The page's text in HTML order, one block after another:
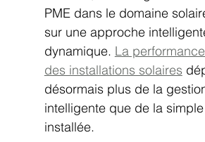
PME dans le domaine
sur une approche
dynamique. La
des installations solaires
désormais plus de la
intelligente que de la
installée.